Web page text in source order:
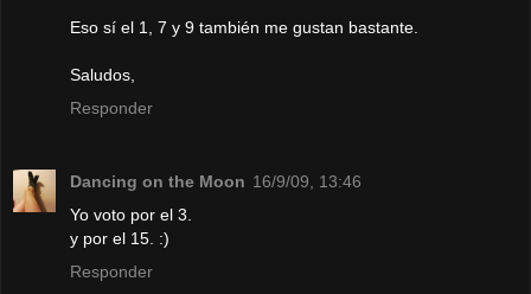
Eso sí el 1, 7 y 9 también me gustan bastante.
Saludos,
Responder
Dancing on the Moon 16/9/09, 13:46
Yo voto por el 3.
y por el 15. :)
Responder